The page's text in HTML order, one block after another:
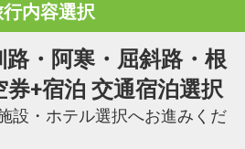
内容選択
・阿寒・屈斜路・根
+宿泊 交通宿泊選択
設・ホテル選択へお進みくだ